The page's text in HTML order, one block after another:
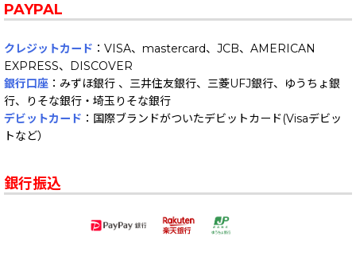
PAYPAL
クレジットカード ：VISA、mastercard、JCB、AMERICAN
EXPRESS、DISCOVER
銀行口座 ：みずほ銀行 、三井住友銀行、三菱UFJ銀行、ゆうちょ銀
行、りそな銀行・埼玉りそな銀行
デビットカード ：国際ブランドがついたデビットカード(Visaデビッ
トなど）
銀行振込